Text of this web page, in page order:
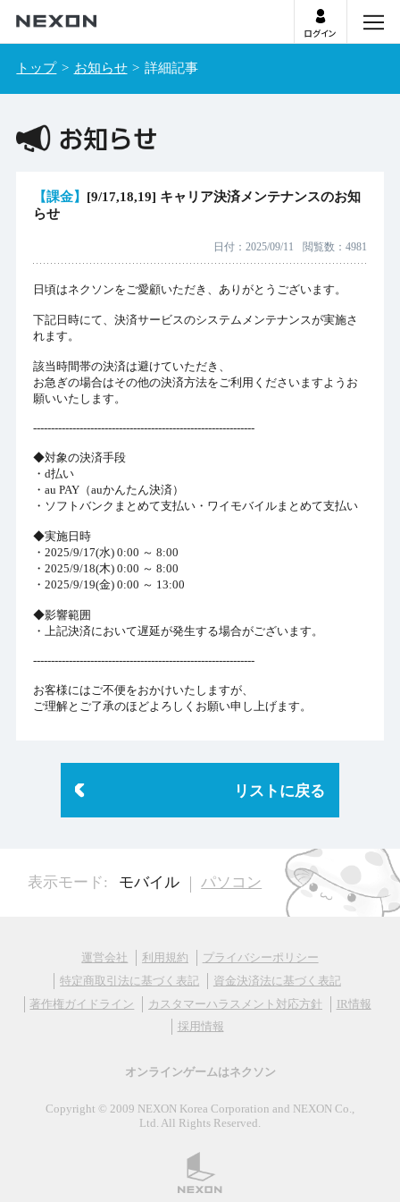
ログイン
トップ お知らせ 詳細記事
【課金】 [9/17,18,19] キャリア決済メンテナンスのお知
らせ
日付 2025/09/11 閲覧数 4981
日頃はネクソンをご愛顧いただき、ありがとうございます。
下記日時にて、決済サービスのシステムメンテナンスが実施さ
れます。
該当時間帯の決済は避けていただき、
お急ぎの場合はその他の決済方法をご利用くださいますようお
願いいたします。
--------------------------------------------------------------
◆対象の決済手段
・d払い
・ au PAY（auかんたん決済）
・ ソフトバンクまとめて支払い・ワイモバイルまとめて支払い
◆実施日時
・2025/9/17(水) 0:00 ～ 8:00
・2025/9/18(木) 0:00 ～ 8:00
・2025/9/19(金) 0:00 ～ 13:00
◆影響範囲
・上記決済において遅延が発生する場合がございます。
--------------------------------------------------------------
お客様にはご不便をおかけいたしますが、
ご理解とご了承のほどよろしくお願い申し上げます。
リストに戻る
表示モード: モバイル パソコン
運営会社 利用規約
プライバシーポリシー
特定商取引法に基づく表記
資金決済法に基づく表記
著作権ガイドライン
カスタマーハラスメント対応方針
IR情報
採用情報
オンラインゲームはネクソン
Copyright © 2009 NEXON Korea Corporation and NEXON Co.,
Ltd. All Rights Reserved.